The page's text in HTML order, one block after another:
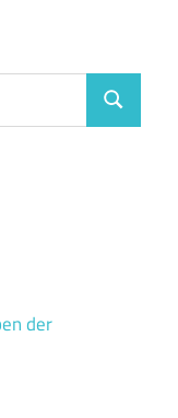
Search
der